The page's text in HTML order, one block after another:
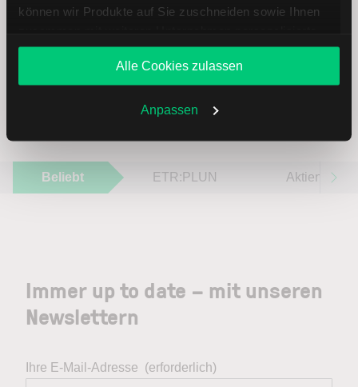
können wir Produkte auf Sie zuschneiden sowie Ihnen
Angebote unterbreiten. Sie entscheiden, welche Cookies
Sie zulassen oder ablehnen. Ihre Entscheidung können
Sie jederzeit in denCookie-Einstellungenändern.
Weitere Infos auch in unsererDatenschutzerklärung
Alle Cookies zulassen
Anpassen
Beliebt ETR:PLUN Aktien im
Immer up to date – mit unseren
Newslettern
Ihre E-Mail-Adresse (erforderlich)